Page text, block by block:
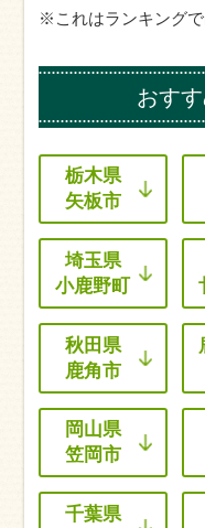
※これはランキングで
おす
栃木県
矢板市
埼玉県
小鹿野町
秋田県
鹿角市
岡山県
笠岡市
千葉県